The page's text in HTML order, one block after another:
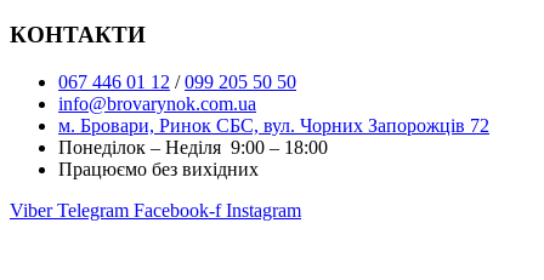
КОНТАКТИ
067 446 01 12 /099 205 50 50
info@brovarynok.com.ua
м. Бровари, Ринок СБС, вул. Чорних Запорожців 72
Понеділок – Неділя 9:00 – 18:00
Працюємо без вихідних
Viber Telegram Facebook-f Instagram